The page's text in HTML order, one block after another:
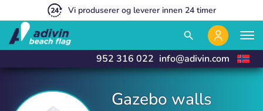
Vi produserer og leverer innen 24 timer
Eksklusivt salg til profesjonelle partnere
Prisene våre er så lave fordi vi selger 100 % på nett
search
952 316 022 info@adivin.com
Gazebo walls